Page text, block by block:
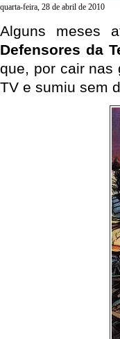
quarta-feira, 28 de abril de 2010
Alguns meses
Defensores da
que, por cair nas
TV e sumiu sem